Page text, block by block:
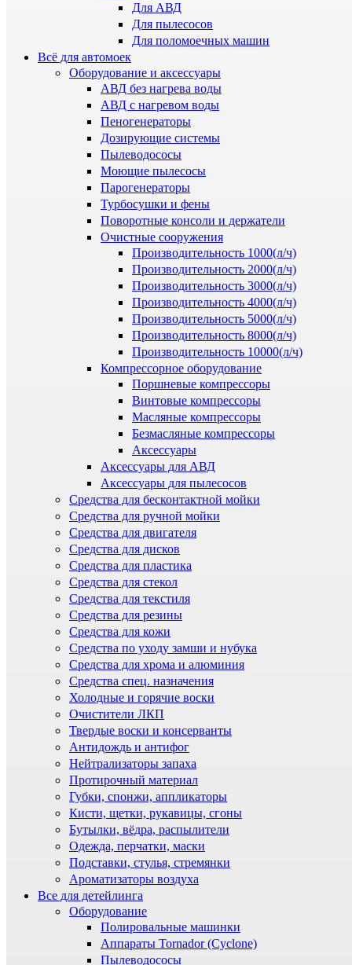
Для АВД
Для пылесосов
Для поломоечных машин
Всё для автомоек
Оборудование и аксессуары
АВД без нагрева воды
АВД с нагревом воды
Пеногенераторы
Дозирующие системы
Пылеводососы
Моющие пылесосы
Парогенераторы
Турбосушки и фены
Поворотные консоли и держатели
Очистные сооружения
Производительность 1000(л/ч)
Производительность 2000(л/ч)
Производительность 3000(л/ч)
Производительность 4000(л/ч)
Производительность 5000(л/ч)
Производительность 8000(л/ч)
Производительность 10000(л/ч)
Компрессорное оборудование
Поршневые компрессоры
Винтовые компрессоры
Масляные компрессоры
Безмасляные компрессоры
Аксессуары
Аксессуары для АВД
Аксессуары для пылесосов
Средства для бесконтактной мойки
Средства для ручной мойки
Средства для двигателя
Средства для дисков
Средства для пластика
Средства для стекол
Средства для текстиля
Средства для резины
Средства для кожи
Средства по уходу замши и нубука
Средства для хрома и алюминия
Средства спец. назначения
Холодные и горячие воски
Очистители ЛКП
Твердые воски и консерванты
Антидождь и антифог
Нейтрализаторы запаха
Протирочный материал
Губки, спонжи, аппликаторы
Кисти, щетки, рукавицы, сгоны
Бутылки, вёдра, распылители
Одежда, перчатки, маски
Подставки, стулья, стремянки
Ароматизаторы воздуха
Все для детейлинга
Оборудование
Полировальные машинки
Аппараты Tornador (Cyclone)
Пылеводососы